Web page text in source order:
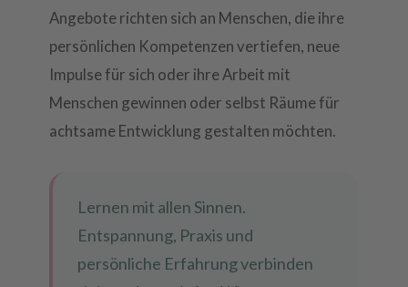
Angebote richten sich an Menschen, die ihre
persönlichen Kompetenzen vertiefen, neue
Impulse für sich oder ihre Arbeit mit
Menschen gewinnen oder selbst Räume für
achtsame Entwicklung gestalten möchten.
Lernen mit allen Sinnen.
Entspannung, Praxis und
persönliche Erfahrung verbinden